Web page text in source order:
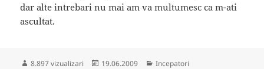
dar alte intrebari nu mai am va multumesc ca m-ati
ascultat.
8.897 vizualizari
Publicat
19.06.2009 Categorii
Incepatori